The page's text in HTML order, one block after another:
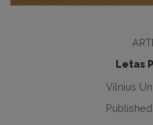
Letas
Vilnius
Published